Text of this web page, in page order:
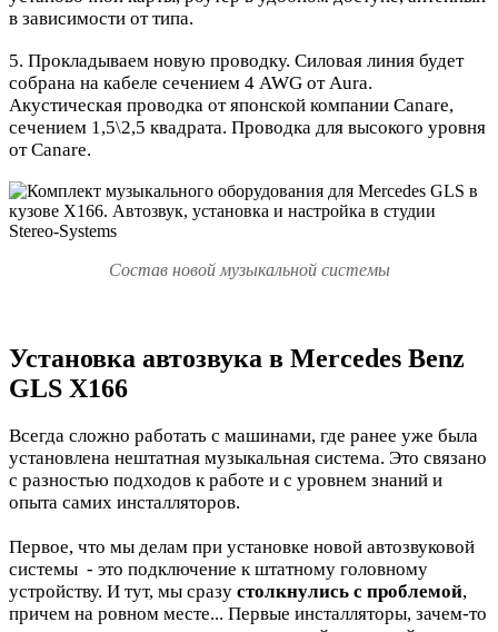
в зависимости от типа.
5. Прокладываем новую проводку. Силовая линия будет
собрана на кабеле сечением 4 AWG от Aura.
Акустическая проводка от японской компании Canare,
сечением 1,5\2,5 квадрата. Проводка для высокого уровня
от Canare.
Состав новой музыкальной системы
Установка автозвука в Mercedes Benz
GLS X166
Всегда сложно работать с машинами, где ранее уже была
установлена нештатная музыкальная система. Это связано
с разностью подходов к работе и с уровнем знаний и
опыта самих инсталляторов.
Первое, что мы делам при установке новой автозвуковой
системы - это подключение к штатному головному
устройству. И тут, мы сразу столкнулись с проблемой,
причем на ровном месте... Первые инсталляторы, зачем-то